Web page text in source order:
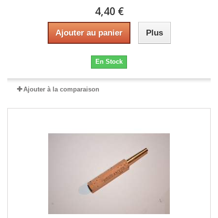
4,40 €
Ajouter au panier Plus
En Stock
Ajouter à la comparaison